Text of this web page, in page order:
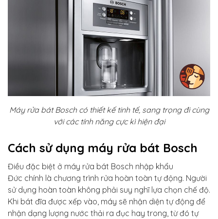
Máy rửa bát Bosch có thiết kế tinh tế, sang trọng đi cùng
với các tính năng cực kì hiện đại
Cách sử dụng máy rửa bát Bosch
Điều đặc biệt ở máy rửa bát Bosch nhập khẩu
Đức chính là chương trình rửa hoàn toàn tự động. Người
sử dụng hoàn toàn không phải suy nghĩ lựa chọn chế độ.
Khi bát đĩa được xếp vào, máy sẽ nhận diện tự động để
nhận dạng lượng nước thải ra đục hay trong, từ đó tự